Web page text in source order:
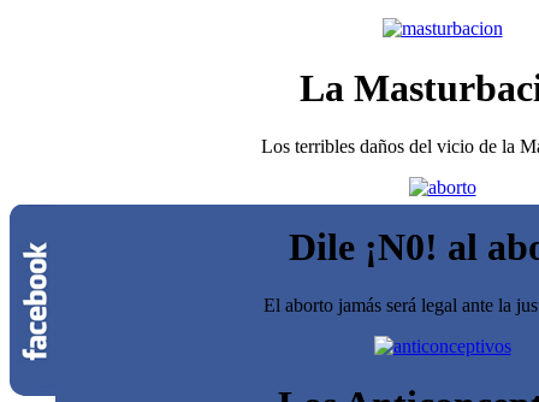
La
Los terribles daños del vicio de la
Dile ¡N0! al
El aborto jamás será legal ante la